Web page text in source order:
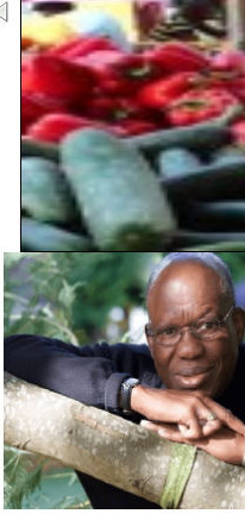
Marché central de Thiès :
Au marché central de Thiès,
nombreux ...
lire plus